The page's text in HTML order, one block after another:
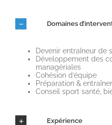
Domaines
Devenir entraîneur de
Développement des
managériales
Cohésion d’équipe
Préparation &
Conseil sport santé,
Expérience